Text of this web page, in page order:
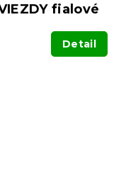
fialové
Detail